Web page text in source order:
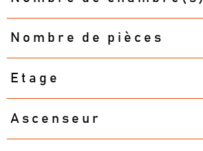
Nombre de pièces
Etage
Ascenseur